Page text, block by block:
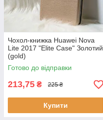
Чохол-книжка Huawei Nova
Lite 2017 "Elite Case" Золотий
(gold)
Готово до відправки
213,75 ₴ 225 ₴
Купити